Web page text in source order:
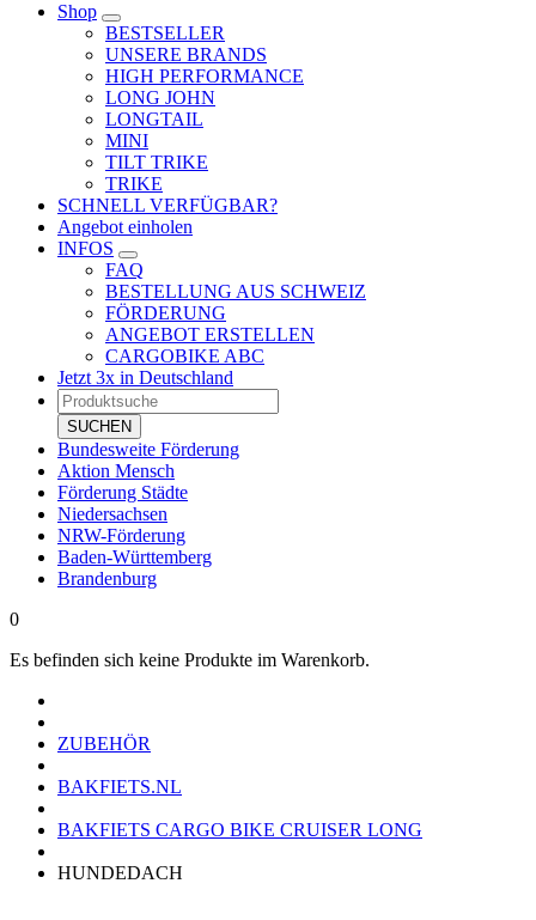
Shop
BESTSELLER
UNSERE BRANDS
HIGH PERFORMANCE
LONG JOHN
LONGTAIL
MINI
TILT TRIKE
TRIKE
SCHNELL VERFÜGBAR?
Angebot einholen
INFOS
FAQ
BESTELLUNG AUS SCHWEIZ
FÖRDERUNG
ANGEBOT ERSTELLEN
CARGOBIKE ABC
Jetzt 3x in Deutschland
Products
search
SUCHEN
Bundesweite Förderung
Aktion Mensch
Förderung Städte
Niedersachsen
NRW-Förderung
Baden-Württemberg
Brandenburg
0
Es befinden sich keine Produkte im Warenkorb.
ZUBEHÖR
BAKFIETS.NL
BAKFIETS CARGO BIKE CRUISER LONG
HUNDEDACH